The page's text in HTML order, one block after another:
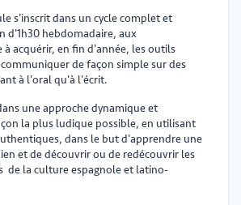
s'inscrit dans un cycle complet et
d'1h30 hebdomadaire, aux
à acquérir, en fin d'année, les outils
de façon simple sur des
à l'oral qu'à l'écrit.
une approche dynamique et
la plus ludique possible, en utilisant
dans le but d'apprendre une
et de découvrir ou de redécouvrir les
de la culture espagnole et latino-